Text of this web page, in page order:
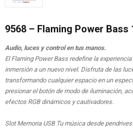
9568 – Flaming Power Bass
Audio, luces y control en tus manos.
El Flaming Power Bass redefine la
inmersión a un nuevo nivel. Disfruta de las
transformando cualquier espacio en un
presionar el botón de modo de iluminación,
efectos RGB dinámicos y cautivadores.
Slot Memoria USB Tu música desde